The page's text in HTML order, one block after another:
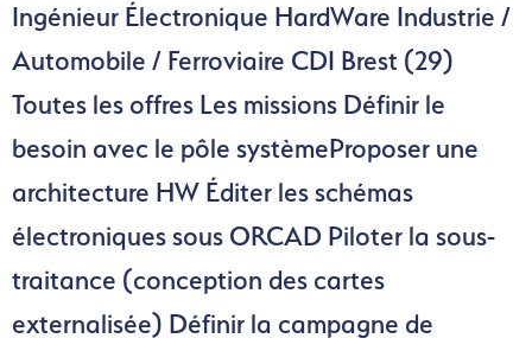
Ingénieur Électronique HardWare Industrie /
Automobile / Ferroviaire CDI Brest (29)
Toutes les offres Les missions Définir le
besoin avec le pôle systèmeProposer une
architecture HW Éditer les schémas
électroniques sous ORCAD Piloter la sous-
traitance (conception des cartes
externalisée) Définir la campagne de